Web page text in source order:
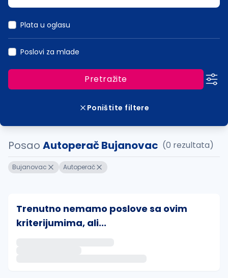
Plata u oglasu
Poslovi za mlade
Pretražite
Poništite filtere
Posao Autoperač Bujanovac (0 rezultata)
Bujanovac Autoperač
Trenutno nemamo poslove sa ovim
kriterijumima, ali...